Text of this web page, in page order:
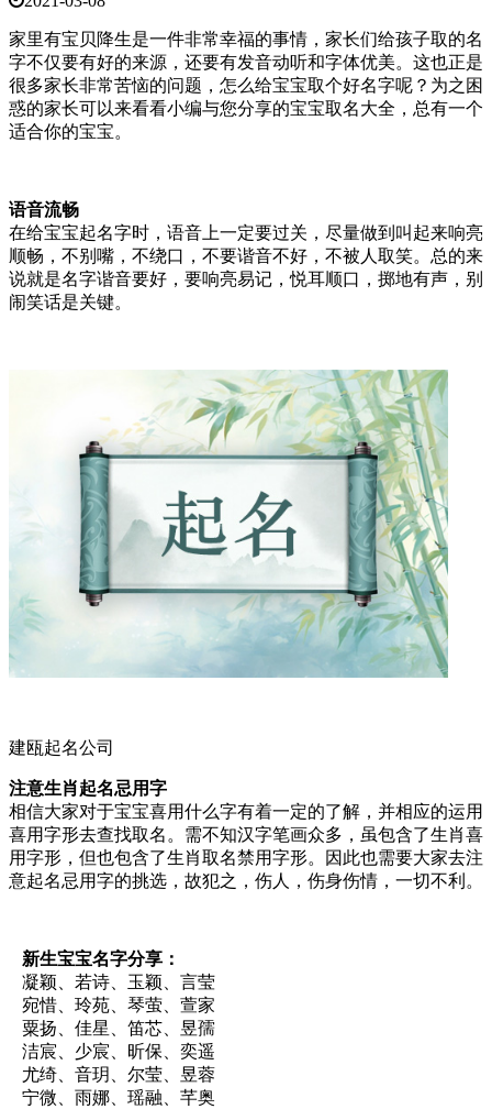
家里有宝贝降生是一件非常幸福的事情，家长们给孩子取的名
字不仅要有好的来源，还要有发音动听和字体优美。这也正是
很多家长非常苦恼的问题，怎么给宝宝取个好名字呢？为之困
惑的家长可以来看看小编与您分享的宝宝取名大全，总有一个
适合你的宝宝。
语音流畅
在给宝宝起名字时，语音上一定要过关，尽量做到叫起来响亮
顺畅，不别嘴，不绕口，不要谐音不好，不被人取笑。总的来
说就是名字谐音要好，要响亮易记，悦耳顺口，掷地有声，别
闹笑话是关键。
建瓯起名公司
注意生肖起名忌用字
相信大家对于宝宝喜用什么字有着一定的了解，并相应的运用
喜用字形去查找取名。需不知汉字笔画众多，虽包含了生肖喜
用字形，但也包含了生肖取名禁用字形。因此也需要大家去注
意起名忌用字的挑选，故犯之，伤人，伤身伤情，一切不利。
新生宝宝名字分享：
凝颖、若诗、玉颖、言莹
宛惜、玲苑、琴萤、萱家
粟扬、佳星、笛芯、昱孺
洁宸、少宸、昕保、奕遥
尤绮、音玥、尔莹、昱蓉
宁微、雨娜、瑶融、芊奥